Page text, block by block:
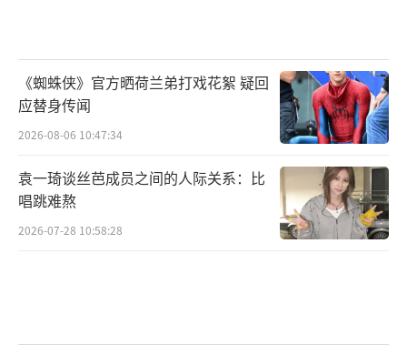
《蜘蛛侠》官方晒荷兰弟打戏花絮 疑回
应替身传闻
2026-08-06 10:47:34
袁一琦谈丝芭成员之间的人际关系：比
唱跳难熬
2026-07-28 10:58:28